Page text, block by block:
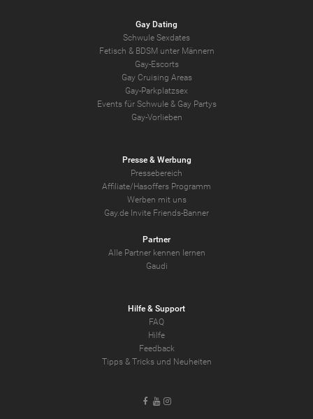
Gay Dating
Schwule Sexdates
Fetisch & BDSM unter Männern
Gay-Escorts
Gay Cruising Areas
Gay-Parkplatzsex
Events für Schwule & Gay Partys
Gay-Vorlieben
Presse & Werbung
Pressebereich
Affiliate/Hasoffers Programm
Werben mit uns
Gay.de Invite Friends-Banner
Partner
Alle Partner kennen lernen
Gaudi
Hilfe & Support
FAQ
Hilfe
Feedback
Tipps & Tricks und Neuheiten
Facebook
YoutubeInstagram